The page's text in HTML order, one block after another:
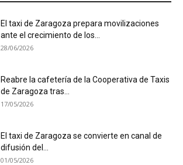
El taxi de Zaragoza prepara movilizaciones
ante el crecimiento de los...
28/06/2026
Reabre la cafetería de la Cooperativa de Taxis
de Zaragoza tras...
17/05/2026
El taxi de Zaragoza se convierte en canal de
difusión del...
01/05/2026